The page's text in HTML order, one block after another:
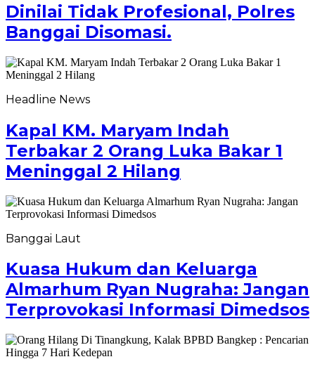
Dinilai Tidak Profesional, Polres
Banggai Disomasi.
Headline News
Kapal KM. Maryam Indah
Terbakar 2 Orang Luka Bakar 1
Meninggal 2 Hilang
Banggai Laut
Kuasa Hukum dan Keluarga
Almarhum Ryan Nugraha: Jangan
Terprovokasi Informasi Dimedsos